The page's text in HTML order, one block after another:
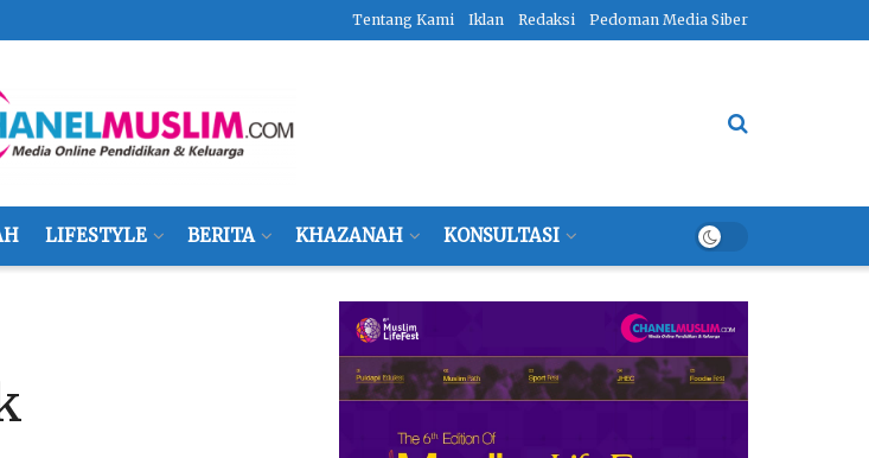
Tentang Kami Iklan Redaksi Pedoman Media Siber
LIFESTYLE BERITA KHAZANAH KONSULTASI